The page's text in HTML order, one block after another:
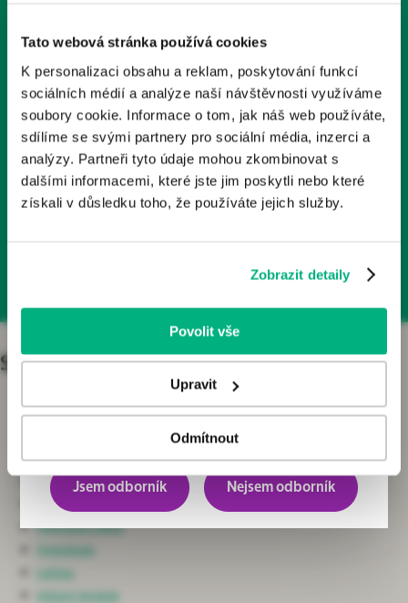
Tato webová stránka používá cookies
K personalizaci obsahu a reklam, poskytování funkcí
sociálních médií a analýze naší návštěvnosti využíváme
soubory cookie. Informace o tom, jak náš web používáte,
sdílíme se svými partnery pro sociální média, inzerci a
analýzy. Partneři tyto údaje mohou zkombinovat s
dalšími informacemi, které jste jim poskytli nebo které
získali v důsledku toho, že používáte jejich služby.
Zobrazit detaily
Povolit vše
Upravit
Odmítnout
Odebírá už 2000+ kolegů
Články, podcasty, rozhovory
Specializace
Chirurgie
Neurochirurgie a Spondylochirurgie
Ortopedie
Nefrologie
Ošetřovatelská péče
Intenzivní péče
Onkologie
Léčiva
Infuzní terapie
odborníkům v České republice. Nejsou určeny laické
veřejnosti.
Odborníkem je dle § 2a zákona č. 40/1995 Sb., o regulaci
reklamy, v platném znění, osoba oprávněná předepisovat
nebo vydávat léčivé přípravky nebo zdravotnické
prostředky. Pokud osoba, která není odborníkem, vstoupí
na tyto webové stránky, vystavuje se riziku nesprávného
Kliknutím na tlačítko „Jsem odborník“ potvrzujete, že:
definicí pojmu „odborník“;
Jste odborníkem ve smyslu zákona o regulaci
reklamy;
Jste se seznámil/a s riziky, kterým se jiná osoba než
převážně pro odborníky.
Jsem odborník Nejsem odborník